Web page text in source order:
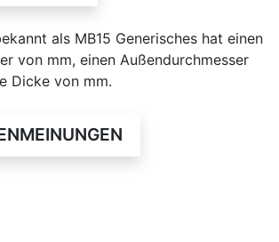
als MB15 Generisches hat einen
von mm, einen Außendurchmesser
Dicke von mm.